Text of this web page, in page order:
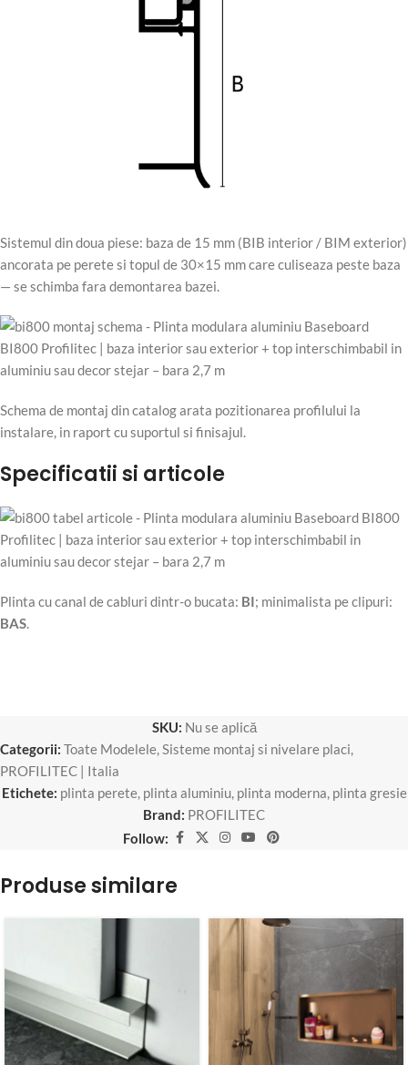
Sistemul din doua piese: baza de 15 mm (BIB interior / BIM exterior)
ancorata pe perete si topul de 30×15 mm care culiseaza peste baza
— se schimba fara demontarea bazei.
Schema de montaj din catalog arata pozitionarea profilului la
instalare, in raport cu suportul si finisajul.
Specificatii si articole
Plinta cu canal de cabluri dintr-o bucata: BI; minimalista pe clipuri:
BAS.
SKU: Nu se aplică
Categorii: Toate Modelele,Sisteme montaj si nivelare placi,
PROFILITEC | Italia
Etichete: plinta perete, plinta aluminiu, plinta moderna, plinta gresie
Brand: PROFILITEC
Follow:
Produse similare